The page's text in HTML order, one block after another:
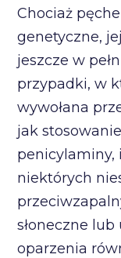
Chociaż
genetyczne,
jeszcze w
przypadki, w
wywołana
jak
penicylaminy,
niektórych
słoneczne
oparzenia